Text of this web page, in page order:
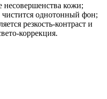
кожи;
однотонный фон;
резкость-контраст и
коррекция.